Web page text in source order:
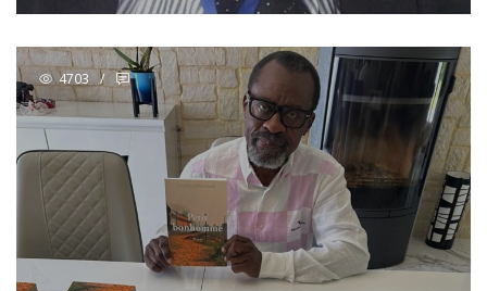
4703 /